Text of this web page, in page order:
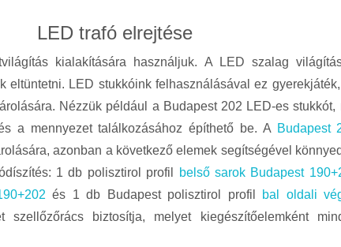
LED trafó elrejtése
kialakítására használjuk. A LED szalag
eltüntetni. LED stukkóink felhasználásával ez
Nézzük például a Budapest 202 LED-es stukkót,
a mennyezet találkozásához építhető be. A Budapest
azonban a következő elemek segítségével
1 db polisztirol profil
belső sarok Budapest
és 1 db Budapest polisztirol profil bal oldali
szellőzőrács biztosítja, melyet kiegészítőelemként